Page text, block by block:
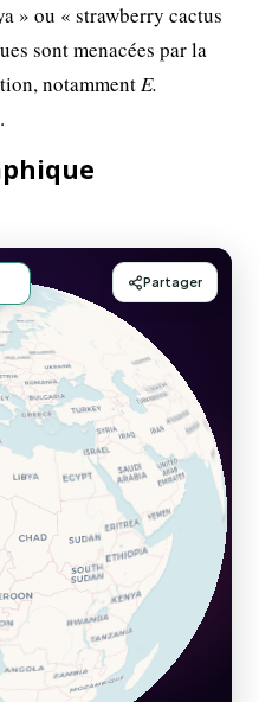
» ou « strawberry cactus
sont menacées par la
notammentE.
.